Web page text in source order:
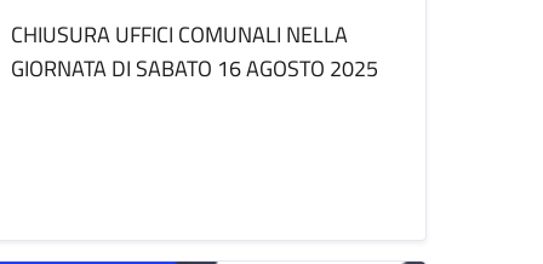
CHIUSURA UFFICI COMUNALI NELLA
GIORNATA DI SABATO 16 AGOSTO 2025